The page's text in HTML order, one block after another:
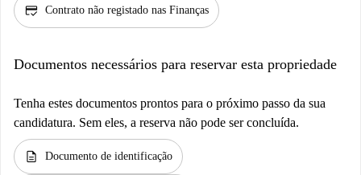
credit_score Contrato não registado nas Finanças
Documentos necessários para reservar esta propriedade
Tenha estes documentos prontos para o próximo passo da sua
candidatura. Sem eles, a reserva não pode ser concluída.
description Documento de identificação